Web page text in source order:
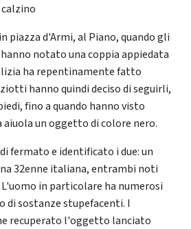
piazza d'Armi, al Piano, quando gli
notato una coppia appiedata
ha repentinamente fatto
hanno quindi deciso di seguirli,
fino a quando hanno visto
un oggetto di colore nero.
fermato e identificato i due: un
32enne italiana, entrambi noti
in particolare ha numerosi
di sostanze stupefacenti. I
recuperato l'oggetto lanciato